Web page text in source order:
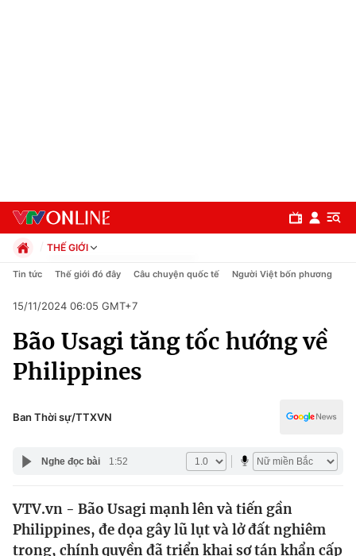
Chuyên mục
Chính trị
Pháp luật
Thế giới
THẾ GIỚI
Chính trị
Pháp luật
Kinh tế
Thể thao
Truyền hình
Y tế
Công nghệ
Tin tức Thế giới đó đây Câu chuyện quốc tế Người Việt bốn phương
15/11/2024 06:05 GMT+7
Bão Usagi tăng tốc hướng về
Philippines
Ban Thời sự/TTXVN
Nghe đọc bài 1:52
VTV.vn - Bão Usagi mạnh lên và tiến gần
Philippines, đe dọa gây lũ lụt và lở đất nghiêm
trọng, chính quyền đã triển khai sơ tán khẩn cấp